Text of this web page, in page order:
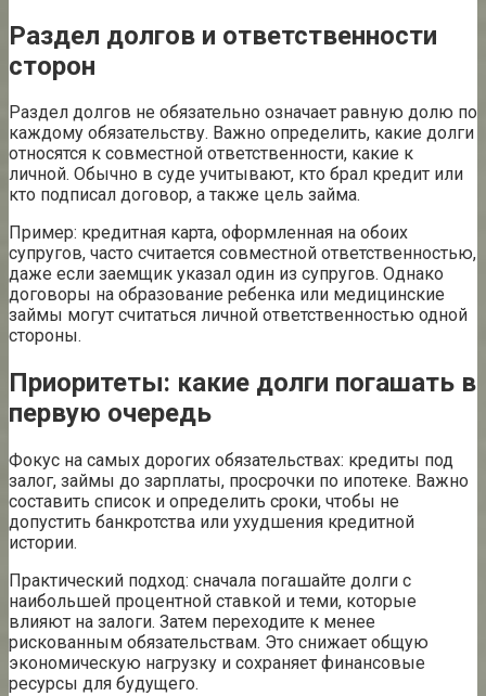
Раздел долгов и ответственности
сторон
Раздел долгов не обязательно означает равную долю по
каждому обязательству. Важно определить, какие долги
относятся к совместной ответственности, какие к
личной. Обычно в суде учитывают, кто брал кредит или
кто подписал договор, а также цель займа.
Пример: кредитная карта, оформленная на обоих
супругов, часто считается совместной ответственностью,
даже если заемщик указал один из супругов. Однако
договоры на образование ребенка или медицинские
займы могут считаться личной ответственностью одной
стороны.
Приоритеты: какие долги погашать в
первую очередь
Фокус на самых дорогих обязательствах: кредиты под
залог, займы до зарплаты, просрочки по ипотеке. Важно
составить список и определить сроки, чтобы не
допустить банкротства или ухудшения кредитной
истории.
Практический подход: сначала погашайте долги с
наибольшей процентной ставкой и теми, которые
влияют на залоги. Затем переходите к менее
рискованным обязательствам. Это снижает общую
экономическую нагрузку и сохраняет финансовые
ресурсы для будущего.